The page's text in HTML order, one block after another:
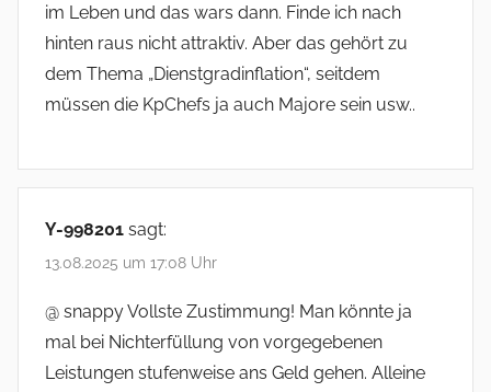
im Leben und das wars dann. Finde ich nach
hinten raus nicht attraktiv. Aber das gehört zu
dem Thema „Dienstgradinflation“, seitdem
müssen die KpChefs ja auch Majore sein usw..
Y-998201 sagt:
13.08.2025 um 17:08 Uhr
@ snappy Vollste Zustimmung! Man könnte ja
mal bei Nichterfüllung von vorgegebenen
Leistungen stufenweise ans Geld gehen. Alleine